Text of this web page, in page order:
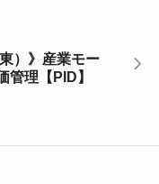
）》産業モー
管理【PID】